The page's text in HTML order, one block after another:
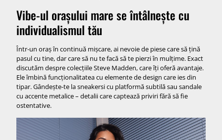
Vibe-ul orașului mare se întâlnește cu
individualismul tău
Într-un oraș în continuă mișcare, ai nevoie de piese care să țină
pasul cu tine, dar care să nu te facă să te pierzi în mulțime. Exact
discutăm despre colecțiile Steve Madden, care îți oferă avantaje.
Ele îmbină funcționalitatea cu elemente de design care ies din
tipar. Gândește-te la sneakersi cu platformă subtilă sau sandale
cu accente metalice – detalii care captează priviri fără să fie
ostentative.